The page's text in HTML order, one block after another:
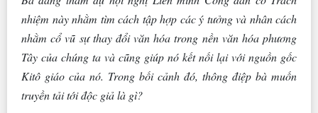
nhiệm này nhằm tìm cách tập hợp các ý tưởng và nhân cách
nhằm cổ vũ sự thay đổi văn hóa trong nền văn hóa phương
Tây của chúng ta và cũng giúp nó kết nối lại với nguồn gốc
Kitô giáo của nó. Trong bối cảnh đó, thông điệp bà muốn
truyền tải tới độc giả là gì?